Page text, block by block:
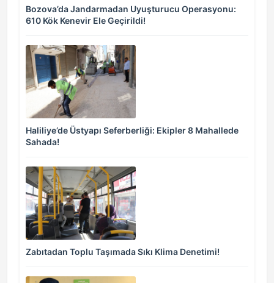
Bozova’da Jandarmadan Uyuşturucu Operasyonu:
610 Kök Kenevir Ele Geçirildi!
Haliliye’de Üstyapı Seferberliği: Ekipler 8 Mahallede
Sahada!
Zabıtadan Toplu Taşımada Sıkı Klima Denetimi!